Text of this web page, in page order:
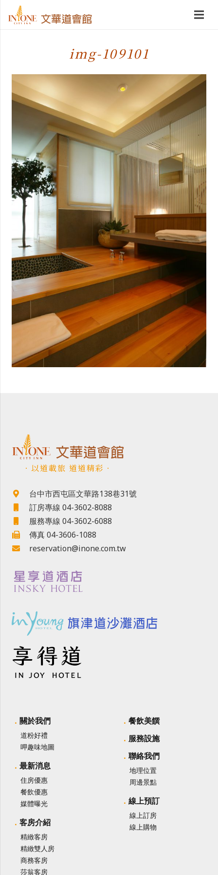
img-109101
．以道載旅 道道精彩．
台中市西屯區文華路138巷31號
訂房專線 04-3602-8088
服務專線 04-3602-6088
傳真 04-3606-1088
reservation@inone.com.tw
關於我們
道粉好禮
呷趣味地圖
最新消息
住房優惠
餐飲優惠
媒體曝光
客房介紹
精緻客房
精緻雙人房
商務客房
莎翁客房
餐飲美饌
服務設施
聯絡我們
地理位置
周邊景點
線上預訂
線上訂房
線上購物